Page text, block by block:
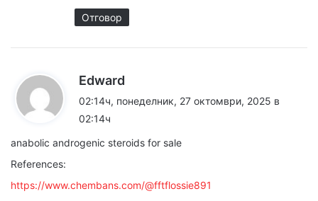
Отговор
Edward
:
02:14ч, понеделник, 27 октомври, 2025 в
02:14ч
anabolic androgenic steroids for sale
References:
https://www.chembans.com/@fftflossie891